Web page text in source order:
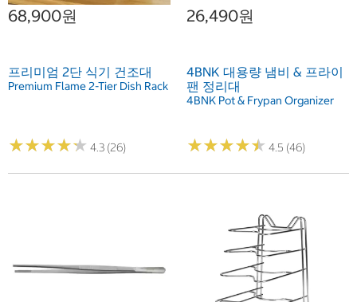
68,900원
프리미엄 2단 식기 건조대
Premium Flame 2-Tier Dish Rack
★★★★★
★★★★★ 4.3 (26)
26,490원
4BNK 대용량 냄비 & 프라이
팬 정리대
4BNK Pot & Frypan Organizer
★★★★★
★★★★★ 4.5 (46)